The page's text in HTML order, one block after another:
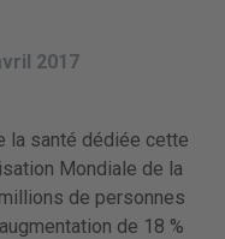
2017
la santé dédiée cette
Mondiale de la
de personnes
de 18 %